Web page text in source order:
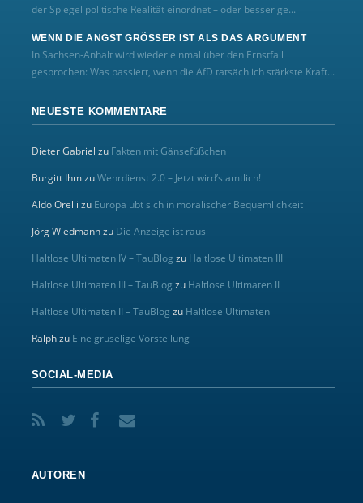
der Spiegel politische Realität einordnet – oder besser ge...
WENN DIE ANGST GRÖSSER IST ALS DAS ARGUMENT
In Sachsen-Anhalt wird wieder einmal über den Ernstfall
gesprochen: Was passiert, wenn die AfD tatsächlich stärkste Kraft...
NEUESTE KOMMENTARE
Dieter Gabriel zu Fakten mit Gänsefüßchen
Burgitt IhmzuWehrdienst 2.0 – Jetzt wird’s amtlich!
Aldo Orelli zu Europa übt sich in moralischer Bequemlichkeit
Jörg Wiedmannzu Die Anzeige ist raus
Haltlose Ultimaten IV – TauBlog zu Haltlose Ultimaten III
Haltlose Ultimaten III – TauBlog zu Haltlose Ultimaten II
Haltlose Ultimaten II – TauBlog zu Haltlose Ultimaten
Ralphzu Eine gruselige Vorstellung
SOCIAL-MEDIA
AUTOREN